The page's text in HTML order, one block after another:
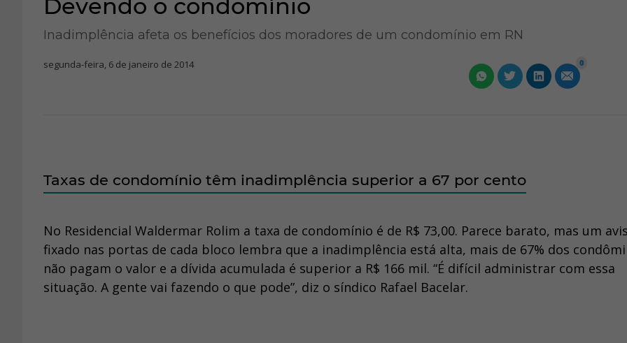
Devendo o condomínio
Inadimplência afeta os benefícios dos moradores de um condomínio em RN
segunda-feira, 6 de janeiro de 2014 0
Taxas de condomínio têm inadimplência superior a 67 por cento
No Residencial Waldermar Rolim a taxa de condomínio é de R$ 73,00. Parece barato, mas um
fixado nas portas de cada bloco lembra que a inadimplência está alta, mais de 67% dos
não pagam o valor e a dívida acumulada é superior a R$ 166 mil. “É difícil administrar com essa
situação. A gente vai fazendo o que pode”, diz o síndico Rafael Bacelar.